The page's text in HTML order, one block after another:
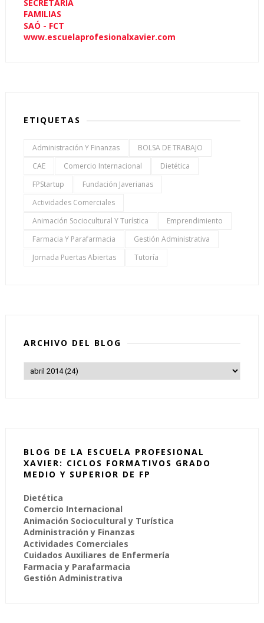
SECRETARÍA
FAMILIAS
SAÓ - FCT
www.escuelaprofesionalxavier.com
ETIQUETAS
Administración Y Finanzas
BOLSA DE TRABAJO
CAE
Comercio Internacional
Dietética
FPStartup
Fundación Javerianas
Actividades Comerciales
Animación Sociocultural Y Turística
Emprendimiento
Farmacia Y Parafarmacia
Gestión Administrativa
Jornada Puertas Abiertas
Tutoría
ARCHIVO DEL BLOG
BLOG DE LA ESCUELA PROFESIONAL
XAVIER: CICLOS FORMATIVOS GRADO
MEDIO Y SUPERIOR DE FP
Dietética
Comercio Internacional
Animación Sociocultural y Turística
Administración y Finanzas
Actividades Comerciales
Cuidados Auxiliares de Enfermería
Farmacia y Parafarmacia
Gestión Administrativa